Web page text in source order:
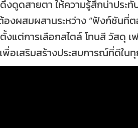
ดูดสายตา ให้ความรู้สึกน่าประทั
ผสมผสานระหว่าง “ฟังก์ชันที่ต
แต่การเลือกสไตล์ โทนสี วัสดุ เ
อเสริมสร้างประสบการณ์ที่ดีใน